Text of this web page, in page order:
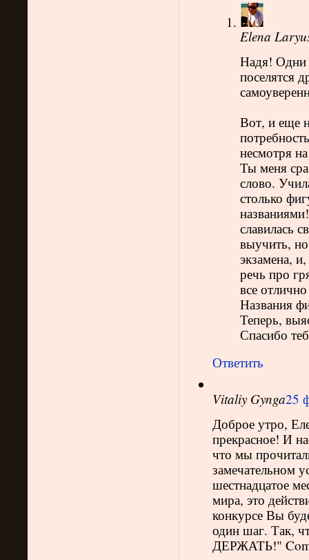
Elena
Надя! Одни
поселятся
Вот, и еще
несмотря
Ты меня
слово.
столько
славилась
выучить,
экзамена,
речь про
все
Названия
Теперь,
Спасибо
Ответить
Vitaliy Gynga25
Доброе утро,
прекрасное! И
что мы
замечательном
шестнадцатое
мира, это
конкурсе Вы
один шаг. Так,
ДЕРЖАТЬ!" Com